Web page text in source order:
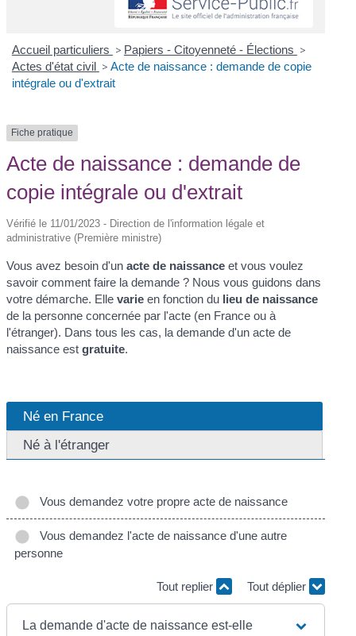
Accueil particuliers > Papiers - Citoyenneté - Élections >
Actes d'état civil > Acte de naissance : demande de copie
intégrale ou d'extrait
Fiche pratique
Acte de naissance : demande de
copie intégrale ou d'extrait
Vérifié le 11/01/2023 - Direction de l'information légale et
administrative (Première ministre)
Vous avez besoin d'unacte de naissance et vous voulez
savoir comment faire la demande ? Nous vous guidons dans
votre démarche. Ellevarie en fonction du lieu de naissance
de la personne concernée par l'acte (en France ou à
l'étranger). Dans tous les cas, la demande d'un acte de
naissance estgratuite.
Né en France
Né à l'étranger
Vous demandez votre propre acte de naissance
Vous demandez l'acte de naissance d'une autre
personne
Tout replier Tout déplier
La demande d'acte de naissance est-elle